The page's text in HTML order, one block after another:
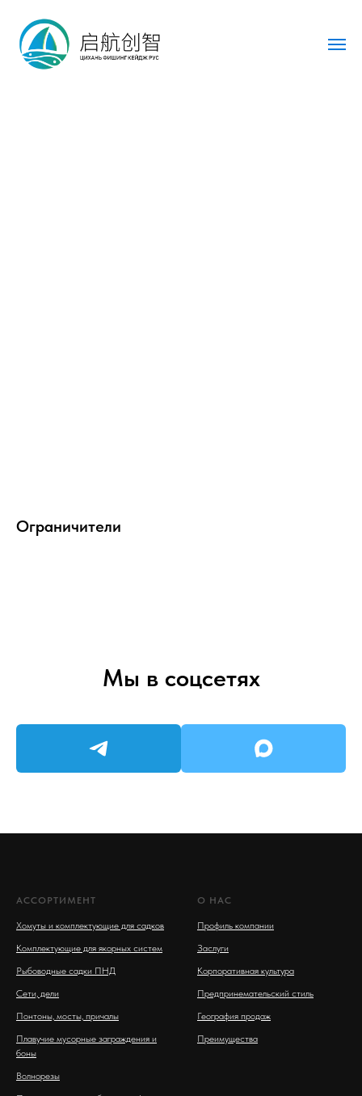
Ограничители
Мы в соцсетях
АССОРТИМЕНТ
Хомуты и комплектующие для садков
Комплектующие для якорных систем
Рыбоводные садки ПНД
Сети, дели
Понтоны, мосты, причалы
Плавучие мусорные заграждения и
боны
Волнорезы
О НАС
Профиль компании
Заслуги
Корпоративная культура
Предпринемательский стиль
География продаж
Преимущества